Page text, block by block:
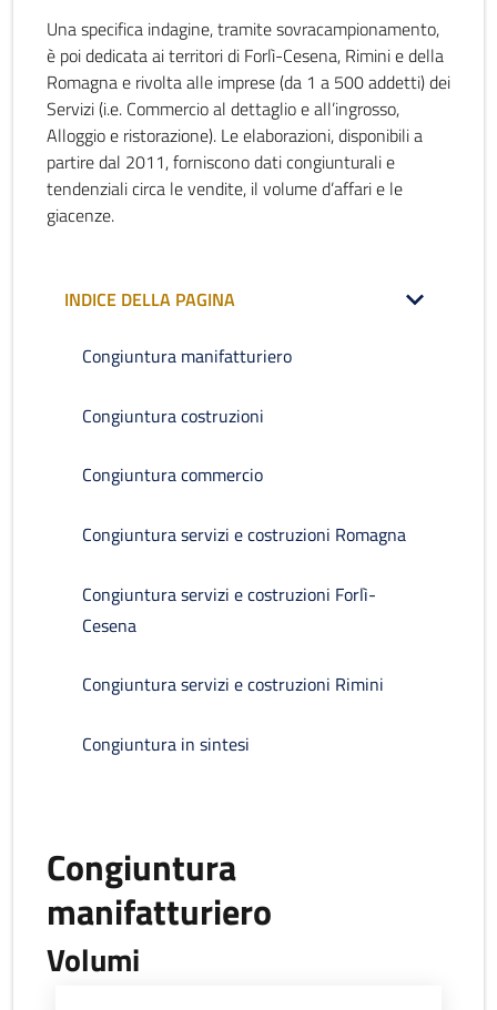
Una specifica indagine, tramite sovracampionamento,
è poi dedicata ai territori di Forlì-Cesena, Rimini e della
Romagna e rivolta alle imprese (da 1 a 500 addetti) dei
Servizi (i.e. Commercio al dettaglio e all’ingrosso,
Alloggio e ristorazione). Le elaborazioni, disponibili a
partire dal 2011, forniscono dati congiunturali e
tendenziali circa le vendite, il volume d’affari e le
giacenze.
INDICE DELLA PAGINA
Congiuntura manifatturiero
Congiuntura costruzioni
Congiuntura commercio
Congiuntura servizi e costruzioni Romagna
Congiuntura servizi e costruzioni Forlì-
Cesena
Congiuntura servizi e costruzioni Rimini
Congiuntura in sintesi
Congiuntura
manifatturiero
Volumi